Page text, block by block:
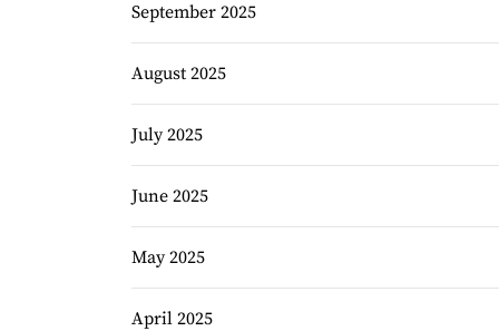
September 2025
August 2025
July 2025
June 2025
May 2025
April 2025